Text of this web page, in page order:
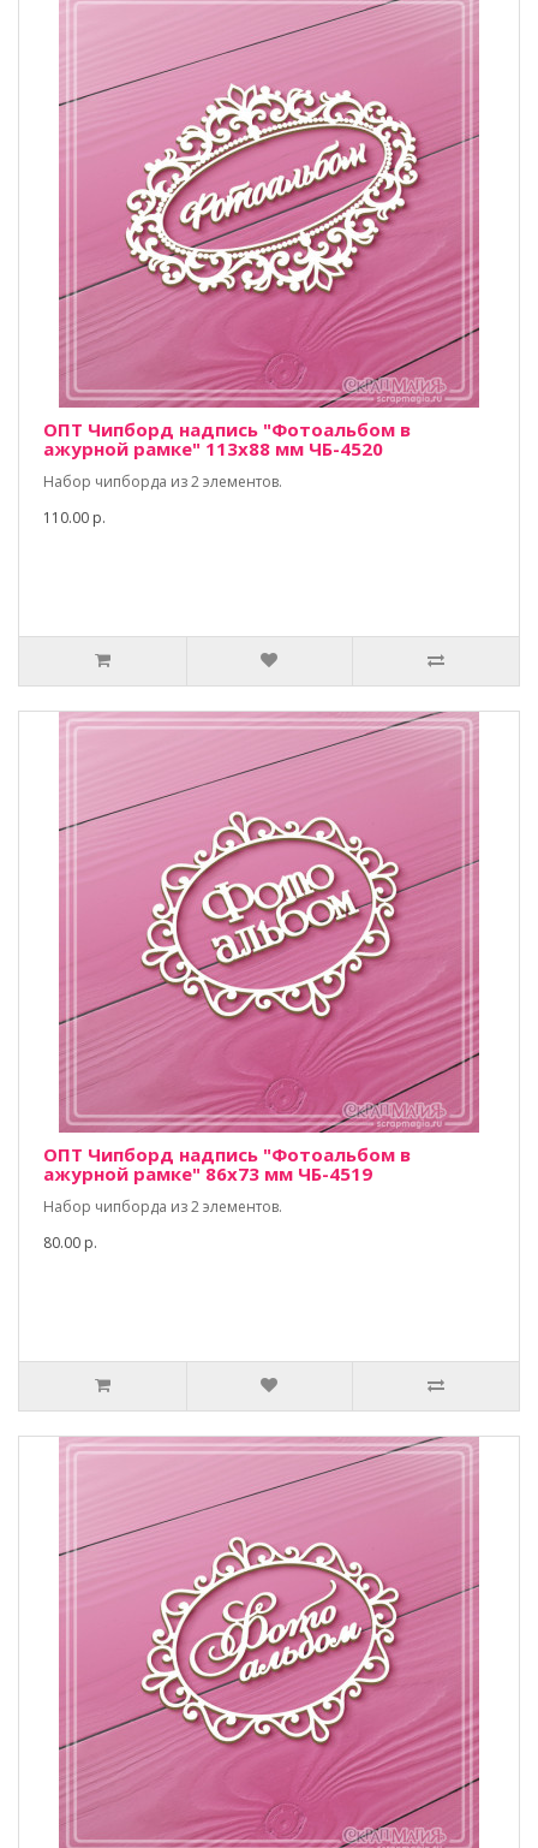
ОПТ Чипборд надпись "Фотоальбом в
ажурной рамке" 113х88 мм ЧБ-4520
Набор чипборда из 2 элементов.
110.00 р.
ОПТ Чипборд надпись "Фотоальбом в
ажурной рамке" 86х73 мм ЧБ-4519
Набор чипборда из 2 элементов.
80.00 р.